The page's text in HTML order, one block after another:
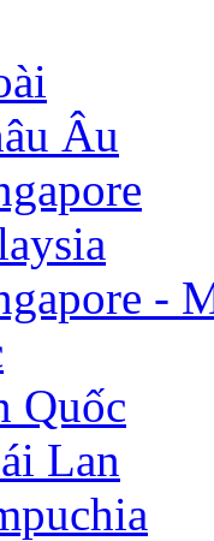
Âu
-
Quốc
Lan